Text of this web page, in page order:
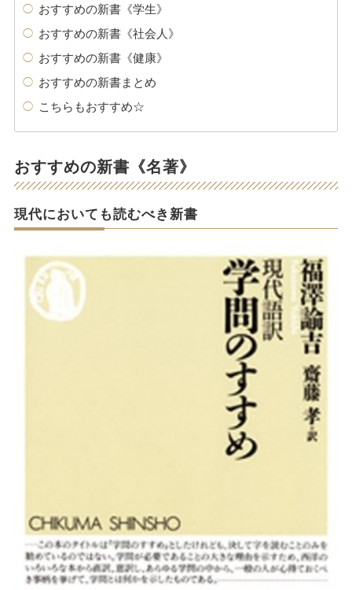
おすすめの新書《学生》
おすすめの新書《社会人》
おすすめの新書《健康》
おすすめの新書まとめ
こちらもおすすめ☆
おすすめの新書《名著》
現代においても読むべき新書